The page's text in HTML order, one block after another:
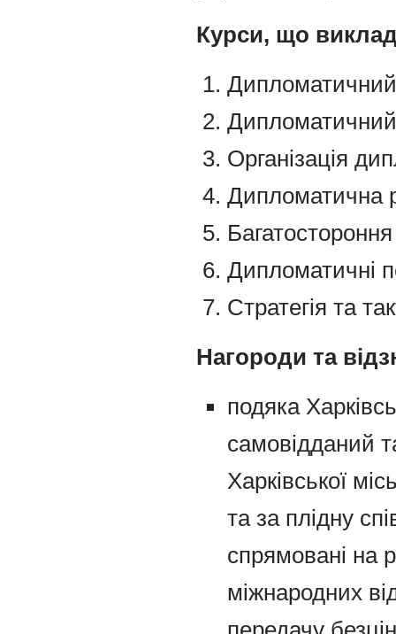
Курси, що
Дипломатичний
Дипломатичний
Організація
Дипломатична
Дипломатичні
Стратегія та
Нагороди та
подяка
самовідданий
Харківської
та за плідну
спрямовані на
міжнародних